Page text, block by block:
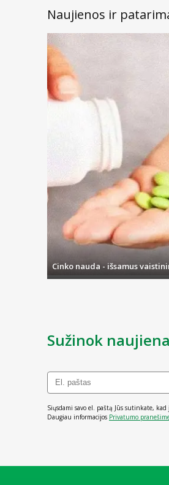
Naujienos ir
Cinko nauda - išsamus
Sužinok
Siųsdami savo el. paštą Jūs sutinkate,
Daugiau informacijos Privatumo